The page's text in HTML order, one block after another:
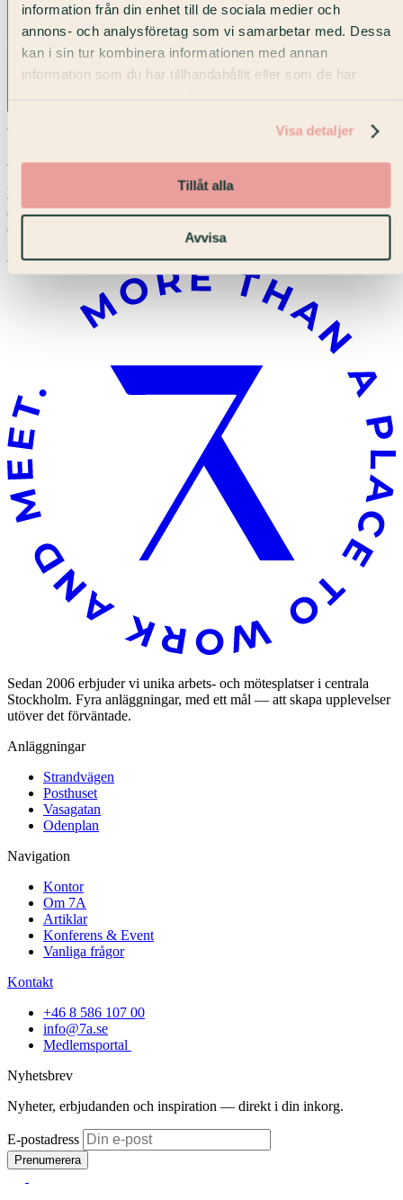
information från din enhet till de sociala medier och
annons- och analysföretag som vi samarbetar med. Dessa
kan i sin tur kombinera informationen med annan
information som du har tillhandahållit eller som de har
Visa detaljer
Tillåt alla
Avvisa
Hållbarhet
Stolta vinnare av Årets mest hållbara 2023
Vi är otroligt stolta över att ha utsetts till Årets mest hållbara
kontorshotell. En utmärkelse som speglar vårt långsiktiga
hållbarhetsarbete och vår ambition att vara branschledande.
Läs artikel
Sedan 2006 erbjuder vi unika arbets- och mötesplatser i centrala
Stockholm. Fyra anläggningar, med ett mål — att skapa upplevelser
utöver det förväntade.
Anläggningar
Strandvägen
Posthuset
Vasagatan
Odenplan
Navigation
Kontor
Om 7A
Artiklar
Konferens & Event
Vanliga frågor
Kontakt
+46 8 586 107 00
info@7a.se
Medlemsportal
Nyhetsbrev
Nyheter, erbjudanden och inspiration — direkt i din inkorg.
E-postadress
Prenumerera